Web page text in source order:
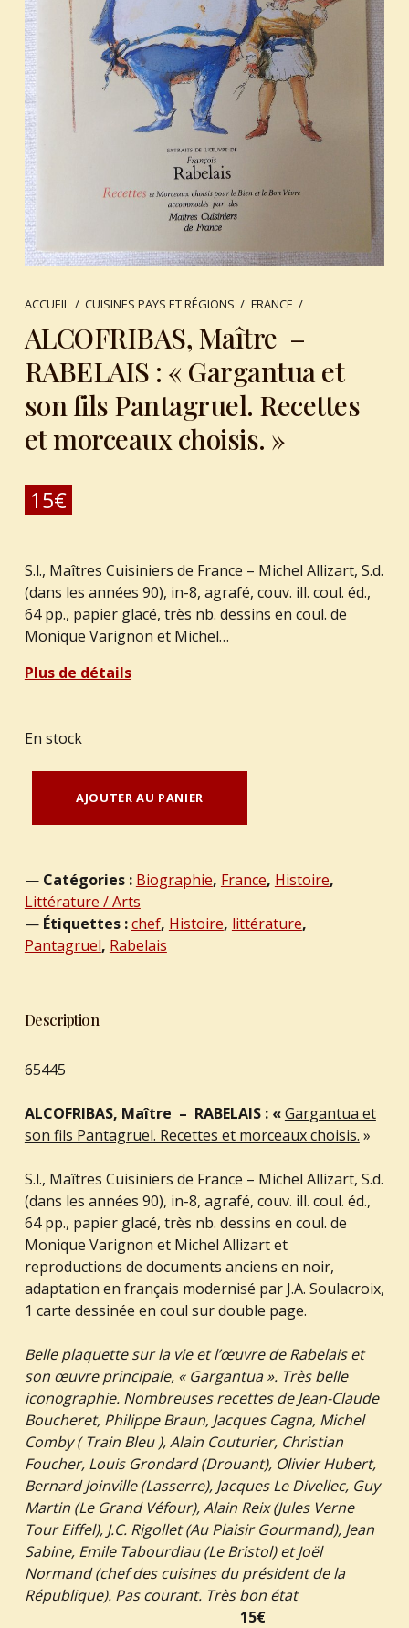
ACCUEIL / CUISINES PAYS ET RÉGIONS / FRANCE /
ALCOFRIBAS, Maître –
RABELAIS : « Gargantua et
son fils Pantagruel. Recettes
et morceaux choisis. »
15€
S.l., Maîtres Cuisiniers de France – Michel Allizart, S.d.
(dans les années 90), in-8, agrafé, couv. ill. coul. éd.,
64 pp., papier glacé, très nb. dessins en coul. de
Monique Varignon et Michel…
Plus de détails
En stock
AJOUTER AU PANIER
Catégories : Biographie, France, Histoire,
Littérature / Arts
Étiquettes :chef, Histoire, littérature,
Pantagruel, Rabelais
Description
65445
ALCOFRIBAS, Maître – RABELAIS : «Gargantua et
son fils Pantagruel. Recettes et morceaux choisis. »
S.l., Maîtres Cuisiniers de France – Michel Allizart, S.d.
(dans les années 90), in-8, agrafé, couv. ill. coul. éd.,
64 pp., papier glacé, très nb. dessins en coul. de
Monique Varignon et Michel Allizart et
reproductions de documents anciens en noir,
adaptation en français modernisé par J.A. Soulacroix,
1 carte dessinée en coul sur double page.
Belle plaquette sur la vie et l’œuvre de Rabelais et
son œuvre principale, « Gargantua ». Très belle
iconographie. Nombreuses recettes de Jean-Claude
Boucheret, Philippe Braun, Jacques Cagna, Michel
Comby ( Train Bleu ), Alain Couturier, Christian
Foucher, Louis Grondard (Drouant), Olivier Hubert,
Bernard Joinville (Lasserre), Jacques Le Divellec, Guy
Martin (Le Grand Véfour), Alain Reix (Jules Verne
Tour Eiffel), J.C. Rigollet (Au Plaisir Gourmand), Jean
Sabine, Emile Tabourdiau (Le Bristol) et Joël
Normand (chef des cuisines du président de la
République). Pas courant. Très bon état
15€